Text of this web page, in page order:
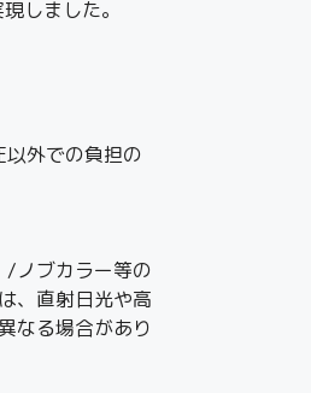
しました。
外での負担の
/ノブカラー等の
、直射日光や高
なる場合があり